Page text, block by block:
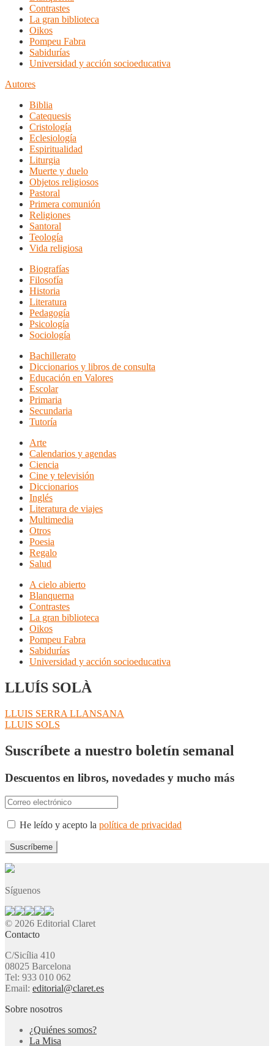
Contrastes
La gran biblioteca
Oikos
Pompeu Fabra
Sabidurías
Universidad y acción socioeducativa
Autores
Biblia
Catequesis
Cristología
Eclesiología
Espiritualidad
Liturgia
Muerte y duelo
Objetos religiosos
Pastoral
Primera comunión
Religiones
Santoral
Teología
Vida religiosa
Biografías
Filosofía
Historia
Literatura
Pedagogía
Psicología
Sociología
Bachillerato
Diccionarios y libros de consulta
Educación en Valores
Escolar
Primaria
Secundaria
Tutoría
Arte
Calendarios y agendas
Ciencia
Cine y televisión
Diccionarios
Inglés
Literatura de viajes
Multimedia
Otros
Poesia
Regalo
Salud
A cielo abierto
Blanquerna
Contrastes
La gran biblioteca
Oikos
Pompeu Fabra
Sabidurías
Universidad y acción socioeducativa
LLUÍS SOLÀ
Navegación
de
entradas
Anterior:
LLUIS SERRA LLANSANA
Siguiente:
LLUIS SOLS
Suscríbete a nuestro boletín semanal
Descuentos en libros, novedades y mucho más
He leído y acepto la política de privacidad
Síguenos
© 2026 Editorial Claret
Contacto
C/Sicília 410
08025 Barcelona
Tel: 933 010 062
Email: editorial@claret.es
Sobre nosotros
¿Quiénes somos?
La Misa